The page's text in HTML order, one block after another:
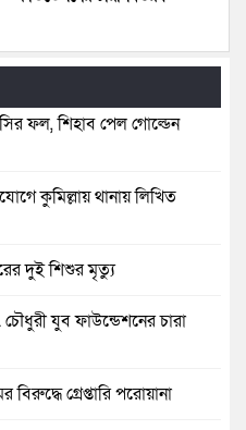
ফল, শিহাব পেল গোল্ডেন
কুমিল্লায় থানায় লিখিত
দুই শিশুর মৃত্যু
চৌধুরী যুব ফাউন্ডেশনের চারা
গ্রেপ্তারি পরোয়ানা